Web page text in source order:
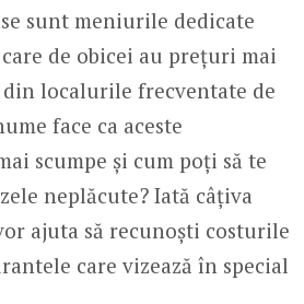
sunt meniurile dedicate
de obicei au prețuri mai
localurile frecventate de
face ca aceste
scumpe și cum poți să te
neplăcute? Iată câțiva
ajuta să recunoști costurile
care vizează în special